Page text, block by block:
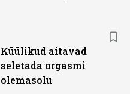
Küülikud aitavad
seletada orgasmi
olemasolu